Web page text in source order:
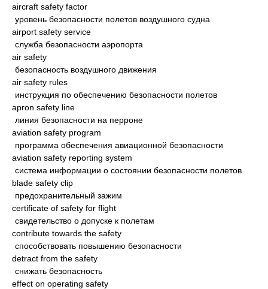
aircraft safety factor
уровень безопасности полетов воздушного судна
airport safety service
служба безопасности аэропорта
air safety
безопасность воздушного движения
air safety rules
инструкция по обеспечению безопасности полетов
apron safety line
линия безопасности на перроне
aviation safety program
программа обеспечения авиационной безопасности
aviation safety reporting system
система информации о состоянии безопасности полетов
blade safety clip
предохранительный зажим
certificate of safety for flight
свидетельство о допуске к полетам
contribute towards the safety
способствовать повышению безопасности
detract from the safety
снижать безопасность
effect on operating safety